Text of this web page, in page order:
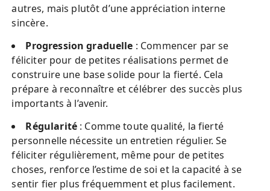
autres, mais plutôt d’une appréciation interne
sincère.
Progression graduelle : Commencer par se
féliciter pour de petites réalisations permet de
construire une base solide pour la fierté. Cela
prépare à reconnaître et célébrer des succès plus
importants à l’avenir.
Régularité: Comme toute qualité, la fierté
personnelle nécessite un entretien régulier. Se
féliciter régulièrement, même pour de petites
choses, renforce l’estime de soi et la capacité à se
sentir fier plus fréquemment et plus facilement.